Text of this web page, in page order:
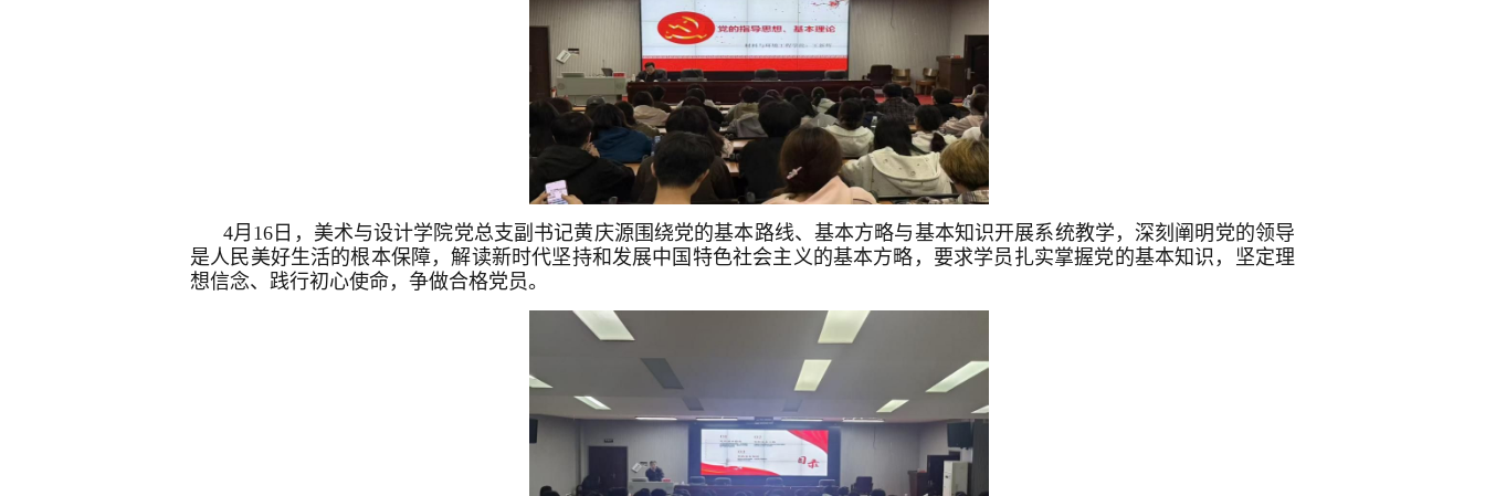
4月16日，美术与设计学院党总支副书记黄庆源围绕党的基本路线、基本方略与基本知识开展系统教学，深刻阐明党的领导
是人民美好生活的根本保障，解读新时代坚持和发展中国特色社会主义的基本方略，要求学员扎实掌握党的基本知识，坚定理
想信念、践行初心使命，争做合格党员。